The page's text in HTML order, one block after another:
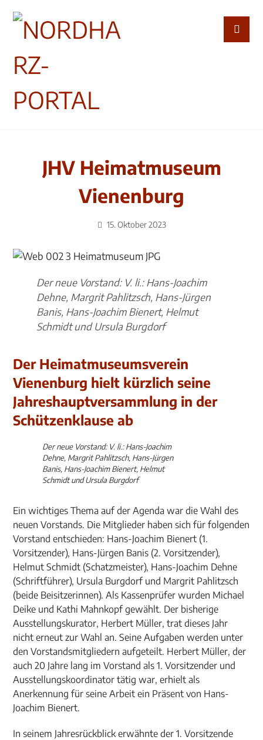
JHV Heimatmuseum
Vienenburg
15. Oktober 2023
Der neue Vorstand: V. li.: Hans-Joachim
Dehne, Margrit Pahlitzsch, Hans-Jürgen
Banis, Hans-Joachim Bienert, Helmut
Schmidt und Ursula Burgdorf
Der Heimatmuseumsverein
Vienenburg hielt kürzlich seine
Jahreshauptversammlung in der
Schützenklause ab
Der neue Vorstand: V. li.: Hans-Joachim
Dehne, Margrit Pahlitzsch, Hans-Jürgen
Banis, Hans-Joachim Bienert, Helmut
Schmidt und Ursula Burgdorf
Ein wichtiges Thema auf der Agenda war die Wahl des
neuen Vorstands. Die Mitglieder haben sich für folgenden
Vorstand entschieden: Hans-Joachim Bienert (1.
Vorsitzender), Hans-Jürgen Banis (2. Vorsitzender),
Helmut Schmidt (Schatzmeister), Hans-Joachim Dehne
(Schriftführer), Ursula Burgdorf und Margrit Pahlitzsch
(beide Beisitzerinnen). Als Kassenprüfer wurden Michael
Deike und Kathi Mahnkopf gewählt. Der bisherige
Ausstellungskurator, Herbert Müller, trat dieses Jahr
nicht erneut zur Wahl an. Seine Aufgaben werden unter
den Vorstandsmitgliedern aufgeteilt. Herbert Müller, der
auch 20 Jahre lang im Vorstand als 1. Vorsitzender und
Ausstellungskoordinator tätig war, erhielt als
Anerkennung für seine Arbeit ein Präsent von Hans-
Joachim Bienert.
In seinem Jahresrückblick erwähnte der 1. Vorsitzende